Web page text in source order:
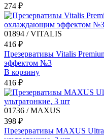
274 ₽
01894 / VITALIS
416 ₽
Презервативы Vitalis
эффектом №3
В корзину
416 ₽
01736 / MAXUS
398 ₽
Презервативы MAXUS